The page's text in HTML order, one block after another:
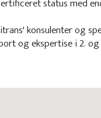
status med
konsulenter og
og ekspertise i 2.